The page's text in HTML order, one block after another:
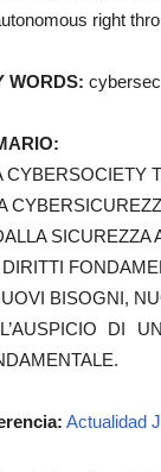
right
WORDS:
CYBERSOCIETY
SICUREZZA
DIRITTI
BISOGNI,
DI
Actualidad